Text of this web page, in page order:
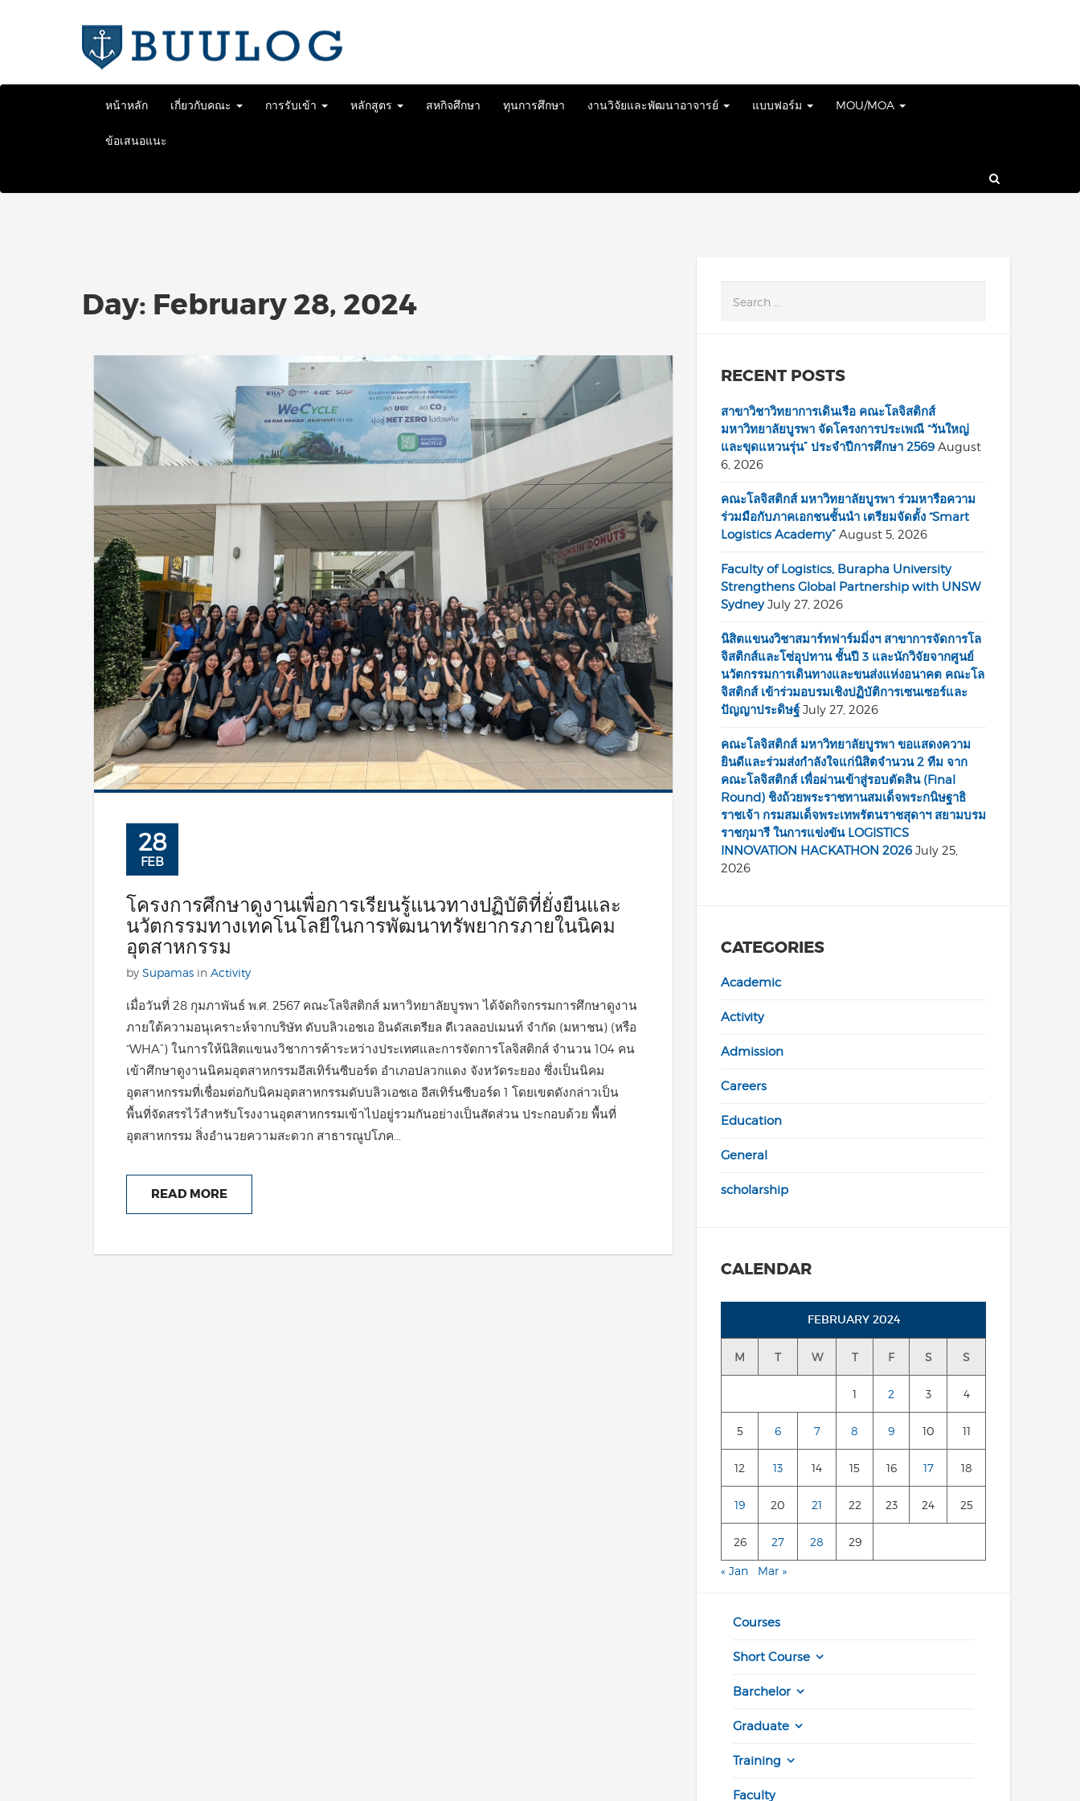
หน้าหลัก เกี่ยวกับคณะ การรับเข้า หลักสูตร สหกิจศึกษา ทุนการศึกษา งานวิจัยและพัฒนาอาจารย์ แบบฟอร์ม MOU/MOA
ข้อเสนอแนะ
Day: February 28, 2024
28
FEB
โครงการศึกษาดูงานเพื่อการเรียนรู้แนวทางปฏิบัติที่ยั่งยืนและ
นวัตกรรมทางเทคโนโลยีในการพัฒนาทรัพยากรภายในนิคม
อุตสาหกรรม
by Supamas in Activity
เมื่อวันที่ 28 กุมภาพันธ์ พ.ศ. 2567 คณะโลจิสติกส์ มหาวิทยาลัยบูรพา ได้จัดกิจกรรมการศึกษาดูงาน
ภายใต้ความอนุเคราะห์จากบริษัท ดับบลิวเอชเอ อินดัสเตรียล ดีเวลลอปเมนท์ จำกัด (มหาชน) (หรือ
“WHA”) ในการให้นิสิตแขนงวิชาการค้าระหว่างประเทศและการจัดการโลจิสติกส์ จำนวน 104 คน
เข้าศึกษาดูงานนิคมอุตสาหกรรมอีสเทิร์นซีบอร์ด อำเภอปลวกแดง จังหวัดระยอง ซึ่งเป็นนิคม
อุตสาหกรรมที่เชื่อมต่อกับนิคมอุตสาหกรรมดับบลิวเอชเอ อีสเทิร์นซีบอร์ด 1 โดยเขตดังกล่าวเป็น
พื้นที่จัดสรรไว้สำหรับโรงงานอุตสาหกรรมเข้าไปอยู่รวมกันอย่างเป็นสัดส่วน ประกอบด้วย พื้นที่
อุตสาหกรรม สิ่งอำนวยความสะดวก สาธารณูปโภค...
READ MORE
RECENT POSTS
สาขาวิชาวิทยาการเดินเรือ คณะโลจิสติกส์
มหาวิทยาลัยบูรพา จัดโครงการประเพณี “วันใหญ่
และขุดแหวนรุ่น” ประจำปีการศึกษา 2569 August
6, 2026
คณะโลจิสติกส์ มหาวิทยาลัยบูรพา ร่วมหารือความ
ร่วมมือกับภาคเอกชนชั้นนำ เตรียมจัดตั้ง “Smart
Logistics Academy” August 5, 2026
Faculty of Logistics, Burapha University
Strengthens Global Partnership with UNSW
Sydney July 27, 2026
นิสิตแขนงวิชาสมาร์ทฟาร์มมิ่งฯ สาขาการจัดการโล
จิสติกส์และโซ่อุปทาน ชั้นปี 3 และนักวิจัยจากศูนย์
นวัตกรรมการเดินทางและขนส่งแห่งอนาคต คณะโล
จิสติกส์ เข้าร่วมอบรมเชิงปฏิบัติการเซนเซอร์และ
ปัญญาประดิษฐ์ July 27, 2026
คณะโลจิสติกส์ มหาวิทยาลัยบูรพา ขอแสดงความ
ยินดีและร่วมส่งกำลังใจแก่นิสิตจำนวน 2 ทีม จาก
คณะโลจิสติกส์ เพื่อผ่านเข้าสู่รอบตัดสิน (Final
Round) ชิงถ้วยพระราชทานสมเด็จพระกนิษฐาธิ
ราชเจ้า กรมสมเด็จพระเทพรัตนราชสุดาฯ สยามบรม
ราชกุมารี ในการแข่งขัน LOGISTICS
INNOVATION HACKATHON 2026 July 25,
2026
CATEGORIES
Academic
Activity
Admission
Careers
Education
General
scholarship
CALENDAR
FEBRUARY 2024
M T W T F S S
1 2 3 4
5 6 7 8 9 10 11
12 13 14 15 16 17 18
19 20 21 22 23 24 25
26 27 28 29
« Jan Mar »
Courses
Short Course
Barchelor
Graduate
Training
Faculty